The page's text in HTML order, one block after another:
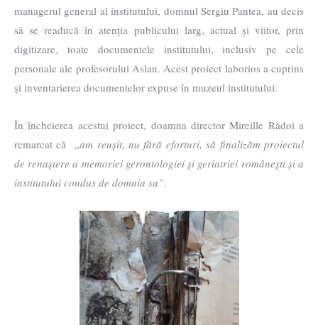
managerul general al institutului, domnul Sergiu Pantea, au decis
să se readucă în atenția publicului larg, actual și viitor, prin
digitizare, toate documentele institutului, inclusiv pe cele
personale ale profesorului Aslan. Acest proiect laborios a cuprins
și inventarierea documentelor expuse în muzeul institutului.
În încheierea acestui proiect, doamna director Mireille Rădoi a
remarcat că „am reușit, nu fără eforturi, să finalizăm proiectul
de renaștere a memoriei gerontologiei și geriatriei românești și a
institutului condus de domnia sa”.